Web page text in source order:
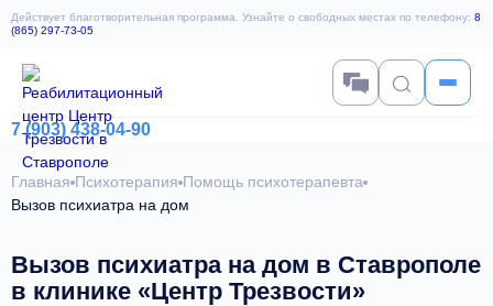
Действует благотворительная программа. Узнайте о свободных местах по телефону: 8
(865) 297-73-05
7 (903) 438-04-90
Главная Психотерапия Помощь психотерапевта
Вызов психиатра на дом
Вызов психиатра на дом в Ставрополе
в клинике «Центр Трезвости»